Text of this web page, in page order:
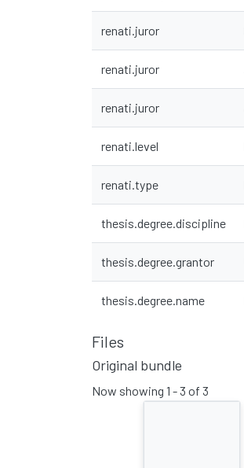
renati.juror
renati.juror
renati.juror
renati.level
renati.type
thesis.degree.discipline
thesis.degree.grantor
thesis.degree.name
Files
Original bundle
Now showing 1 - 3 of 3